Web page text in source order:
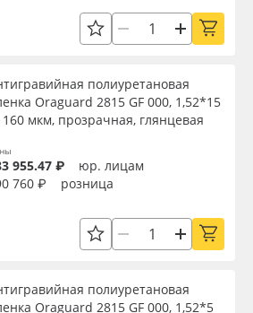
Сбросить фильтр
полиуретановая
Oraguard 2815 GF 000, 1,52*15
160 мкм, прозрачная, глянцевая
955.47 ₽
юр. лицам
760 ₽
розница
полиуретановая
Oraguard 2815 GF 000, 1,52*5